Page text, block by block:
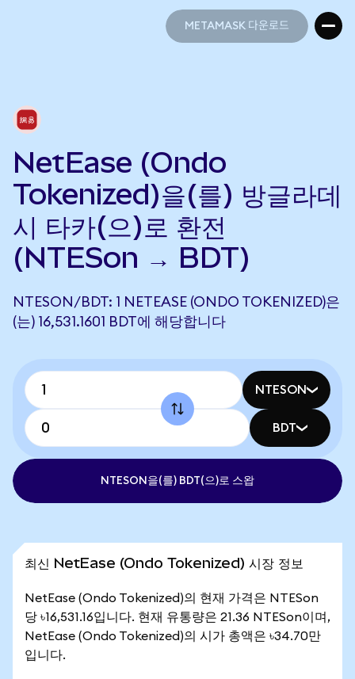
METAMASK 다운로드
NetEase (Ondo
Tokenized)을(를) 방글라데
시 타카(으)로 환전
(NTESon → BDT)
NTESON/BDT: 1 NETEASE (ONDO TOKENIZED)은
(는) 16,531.1601 BDT에 해당합니다
NTESON
BDT
NTESON을(를) BDT(으)로 스왑
최신 NetEase (Ondo Tokenized) 시장 정보
NetEase (Ondo Tokenized)의 현재 가격은 NTESon
당 ৳16,531.16입니다. 현재 유통량은 21.36 NTESon이며,
NetEase (Ondo Tokenized)의 시가 총액은 ৳34.70만
입니다.